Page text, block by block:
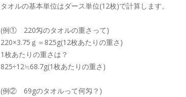
タオルの基本単位はダース単位(12枚)で計算します。
(例① 220匁のタオルの重さって)
220×3.75ｇ＝825g(12枚あたりの重さ)
1枚あたりの重さは？
825÷12≒68.7g(1枚あたりの重さ)
(例② 69gのタオルって何匁？)